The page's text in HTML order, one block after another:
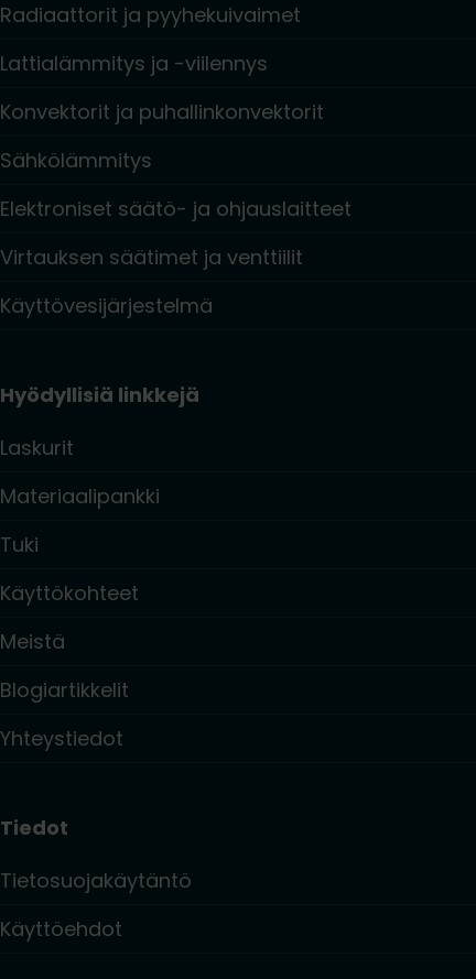
Radiaattorit ja pyyhekuivaimet
Lattialämmitys ja -viilennys
Konvektorit ja puhallinkonvektorit
Sähkölämmitys
Elektroniset säätö- ja ohjauslaitteet
Virtauksen säätimet ja venttiilit
Käyttövesijärjestelmä
Hyödyllisiä linkkejä
Laskurit
Materiaalipankki
Tuki
Käyttökohteet
Meistä
Blogiartikkelit
Yhteystiedot
Tiedot
Tietosuojakäytäntö
Käyttöehdot